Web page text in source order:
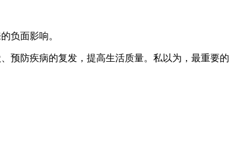
负面影响。
预防疾病的复发，提高生活质量。私以为，最重要的